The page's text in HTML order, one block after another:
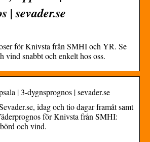
| sevader.se
för Knivsta från SMHI och YR. Se
vind snabbt och enkelt hos oss.
| 3-dygnsprognos | sevader.se
idag och tio dagar framåt samt
för Knivsta från SMHI:
och vind.